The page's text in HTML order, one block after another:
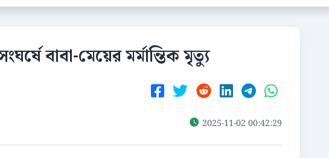
বাবা-মেয়ের মর্মান্তিক মৃত্যু
2025-11-02 00:42:29